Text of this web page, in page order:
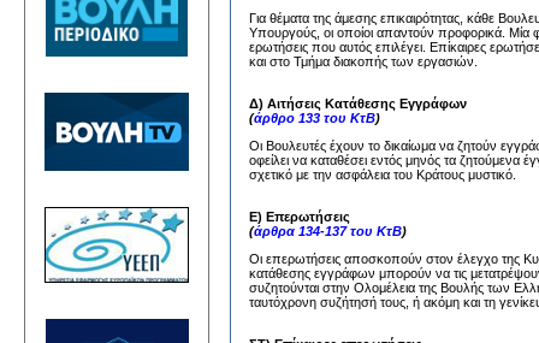
Για θέματα της άμεσης επικαιρότητας, κάθε
Υπουργούς, οι οποίοι απαντούν προφορικά. Μία
ερωτήσεις που αυτός επιλέγει. Επίκαιρες
και στο Τμήμα διακοπής των εργασιών.
Δ) Αιτήσεις Κατάθεσης Εγγράφων
(άρθρο 133 του ΚτΒ)
Οι Βουλευτές έχουν το δικαίωμα να ζητούν
οφείλει να καταθέσει εντός μηνός τα
σχετικό με την ασφάλεια του Κράτους μυστικό.
Ε) Επερωτήσεις
(άρθρα 134-137 του ΚτΒ)
Οι επερωτήσεις αποσκοπούν στον έλεγχο της
κατάθεσης εγγράφων μπορούν να τις
συζητούνται στην Ολομέλεια της Βουλής των
ταυτόχρονη συζήτησή τους, ή ακόμη και τη